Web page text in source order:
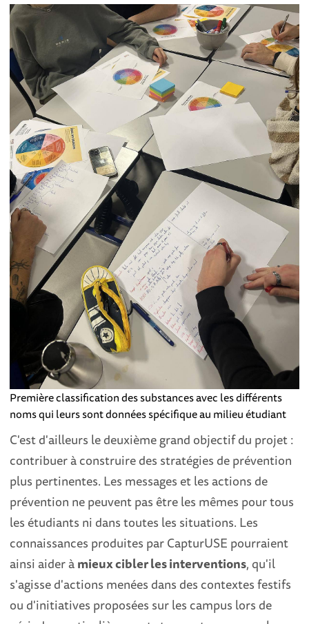
Première classification des substances avec les différents
noms qui leurs sont données spécifique au milieu étudiant
C'est d'ailleurs le deuxième grand objectif du projet :
contribuer à construire des stratégies de prévention
plus pertinentes. Les messages et les actions de
prévention ne peuvent pas être les mêmes pour tous
les étudiants ni dans toutes les situations. Les
connaissances produites par CapturUSE pourraient
ainsi aider àmieux cibler les interventions, qu'il
s'agisse d'actions menées dans des contextes festifs
ou d'initiatives proposées sur les campus lors de